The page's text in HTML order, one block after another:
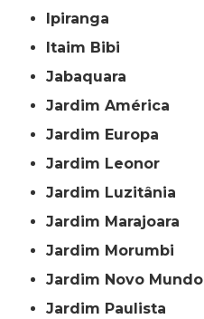
Ipiranga
Itaim Bibi
Jabaquara
Jardim América
Jardim Europa
Jardim Leonor
Jardim Luzitânia
Jardim Marajoara
Jardim Morumbi
Jardim Novo Mundo
Jardim Paulista